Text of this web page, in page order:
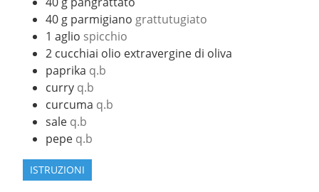
40 g parmigiano grattutugiato
1 aglio spicchio
2 cucchiai olio extravergine di oliva
paprika q.b
curry q.b
curcuma q.b
sale q.b
pepe q.b
ISTRUZIONI